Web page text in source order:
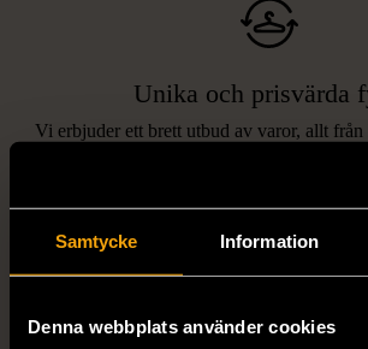
Samtycke Information
Denna webbplats använder cookies
Unika och prisvärda
Vi erbjuder ett brett utbud av varor, allt
till böcker och elektronik i våra butiker. Du
unika och originella föremål som inte
LIKNANDE
Hitta produkter som påminner